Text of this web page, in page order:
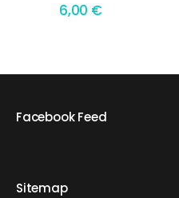
6,00 €
Facebook Feed
Sitemap